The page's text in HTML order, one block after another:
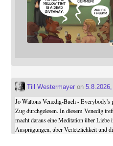
Till Westermayeron
Jo Waltons Venedig-Buch - Everybody's
Zug durchgelesen. In diesem Venedig
macht daraus eine Meditation über Liebe
Ausprägungen, über Verletzlichkeit und